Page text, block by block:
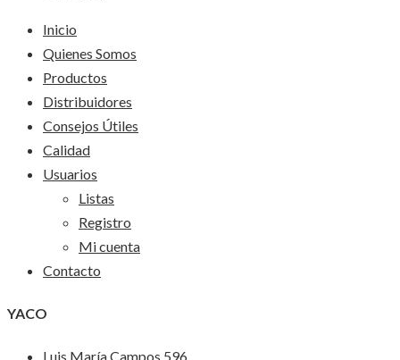
Inicio
Quienes Somos
Productos
Distribuidores
Consejos Útiles
Calidad
Usuarios
Listas
Registro
Mi cuenta
Contacto
YACO
Luis María Campos 596